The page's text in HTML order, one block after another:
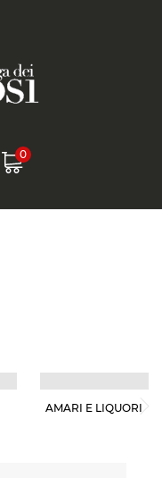
0
AMARI E LIQUORI